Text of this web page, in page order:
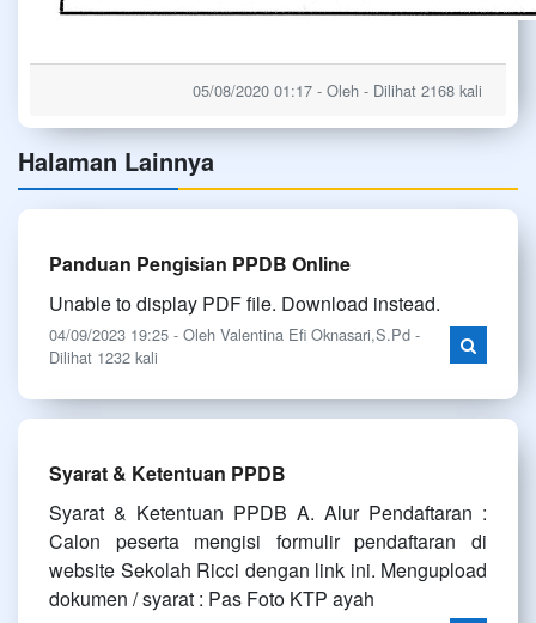
05/08/2020 01:17 - Oleh - Dilihat 2168 kali
Halaman Lainnya
Panduan Pengisian PPDB Online
Unable to display PDF file. Download instead.
04/09/2023 19:25 - Oleh Valentina Efi Oknasari,S.Pd -
Dilihat 1232 kali
Syarat & Ketentuan PPDB
Syarat & Ketentuan PPDB A. Alur Pendaftaran :
Calon peserta mengisi formulir pendaftaran di
website Sekolah Ricci dengan link ini. Mengupload
dokumen / syarat : Pas Foto KTP ayah